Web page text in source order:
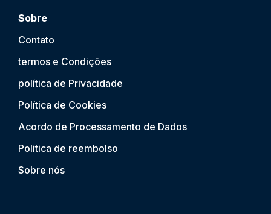
Sobre
Contato
termos e Condições
política de Privacidade
Política de Cookies
Acordo de Processamento de Dados
Politica de reembolso
Sobre nós